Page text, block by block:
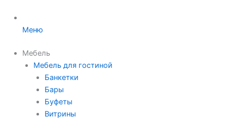
Меню
Мебель
Мебель для гостиной
Банкетки
Бары
Буфеты
Витрины